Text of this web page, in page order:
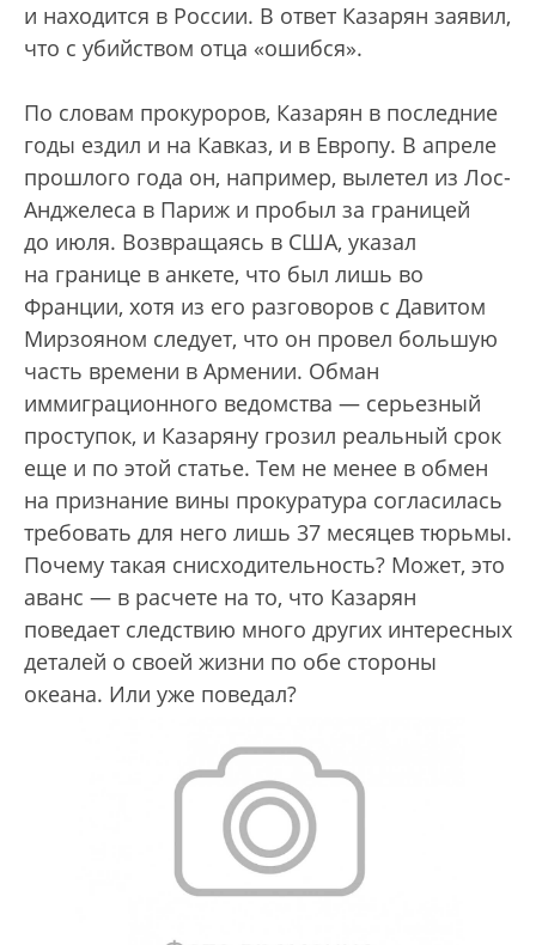
и находится в России. В ответ Казарян заявил,
что с убийством отца «ошибся».
По словам прокуроров, Казарян в последние
годы ездил и на Кавказ, и в Европу. В апреле
прошлого года он, например, вылетел из Лос-
Анджелеса в Париж и пробыл за границей
до июля. Возвращаясь в США, указал
на границе в анкете, что был лишь во
Франции, хотя из его разговоров с Давитом
Мирзояном следует, что он провел большую
часть времени в Армении. Обман
иммиграционного ведомства — серьезный
проступок, и Казаряну грозил реальный срок
еще и по этой статье. Тем не менее в обмен
на признание вины прокуратура согласилась
требовать для него лишь 37 месяцев тюрьмы.
Почему такая снисходительность? Может, это
аванс — в расчете на то, что Казарян
поведает следствию много других интересных
деталей о своей жизни по обе стороны
океана. Или уже поведал?